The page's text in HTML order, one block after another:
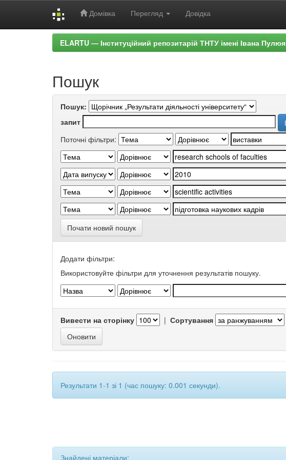
Домівка Перегляд Довідка
ELARTU — Інституційний репозитарій ТНТУ імені Івана Пулюя
Пошук
Пошук:
запит
Поточні фільтри:
Почати новий пошук
Додати фільтри:
Використовуйте фільтри для уточнення результатів пошуку.
Вивести на сторінку | Сортування
Результати 1-1 зі 1 (час пошуку: 0.001 секунди).
Знайдені матеріали: